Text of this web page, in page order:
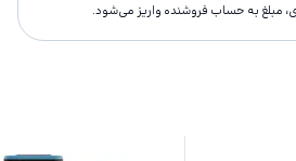
مبلغ به حساب فروشنده واريز مى‌شود.